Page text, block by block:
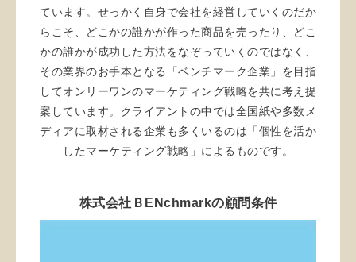
ています。せっかく自身で会社を経営していくのだか
らこそ、どこかの誰かが作った商品を売ったり、どこ
かの誰かが成功した方法をなぞっていくのではなく、
その業界のお手本となる「ベンチマーク企業」を目指
してオンリーワンのマーケティング戦略を共に考え提
案しています。クライアントの中では全国紙や多数メ
ディアに取材される企業も多くいるのは「個性を活か
したマーケティング戦略」によるものです。
株式会社ＢENchmarkの顧問条件